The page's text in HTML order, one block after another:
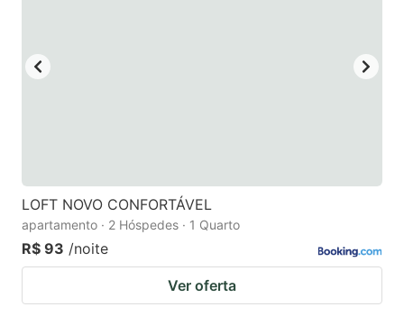
LOFT NOVO CONFORTÁVEL
apartamento · 2 Hóspedes · 1 Quarto
R$ 93 /noite
Ver oferta